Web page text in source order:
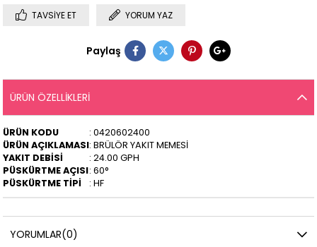
TAVSIYE ET YORUM YAZ
Paylaş
ÜRÜN ÖZELLIKLERI
ÜRÜN KODU
: 0420602400
ÜRÜN AÇIKLAMASI: BRÜLÖR YAKIT MEMESİ
YAKIT DEBİSİ
: 24.00 GPH
PÜSKÜRTME AÇISI: 60°
PÜSKÜRTME TİPİ
: HF
YORUMLAR(0)